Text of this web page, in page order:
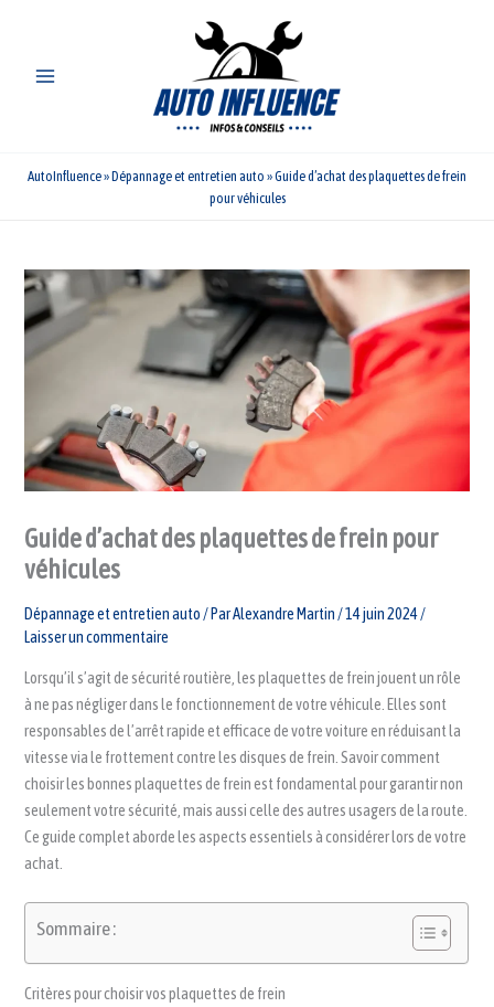
AutoInfluence»Dépannage et entretien auto »Guide d’achat des plaquettes de frein
pour véhicules
Guide d’achat des plaquettes de frein pour
véhicules
Dépannage et entretien auto / ParAlexandre Martin /14 juin 2024/
Laisser un commentaire
Lorsqu’il s’agit de sécurité routière, les plaquettes de frein jouent un rôle
à ne pas négliger dans le fonctionnement de votre véhicule. Elles sont
responsables de l’arrêt rapide et efficace de votre voiture en réduisant la
vitesse via le frottement contre les disques de frein. Savoir comment
choisir les bonnes plaquettes de frein est fondamental pour garantir non
seulement votre sécurité, mais aussi celle des autres usagers de la route.
Ce guide complet aborde les aspects essentiels à considérer lors de votre
achat.
Sommaire :
Critères pour choisir vos plaquettes de frein